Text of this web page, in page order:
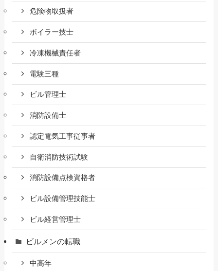
危険物取扱者
ボイラー技士
冷凍機械責任者
電験三種
ビル管理士
消防設備士
認定電気工事従事者
自衛消防技術試験
消防設備点検資格者
ビル設備管理技能士
ビル経営管理士
ビルメンの転職
中高年